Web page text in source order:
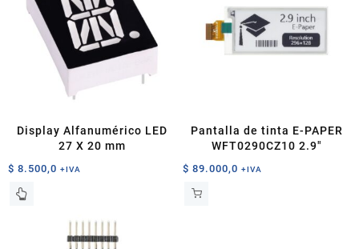
Display Alfanumérico LED
27 X 20 mm
$ 8.500,0 +IVA
Este
Pantalla de tinta E-PAPER
WFT0290CZ10 2.9″
$ 89.000,0 +IVA